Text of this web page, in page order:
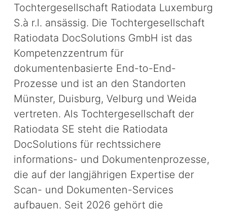
Tochtergesellschaft Ratiodata Luxemburg
S.à r.l. ansässig. Die Tochtergesellschaft
Ratiodata DocSolutions GmbH ist das
Kompetenzzentrum für
dokumentenbasierte End-to-End-
Prozesse und ist an den Standorten
Münster, Duisburg, Velburg und Weida
vertreten. Als Tochtergesellschaft der
Ratiodata SE steht die Ratiodata
DocSolutions für rechtssichere
informations- und Dokumentenprozesse,
die auf der langjährigen Expertise der
Scan- und Dokumenten-Services
aufbauen. Seit 2026 gehört die